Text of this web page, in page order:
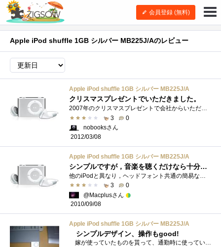
会員登録 (無料)
Apple iPod shuffle 1GB シルバー MB225J/Aのレビュー
Apple iPod shuffle 1GB シルバー MB225J/A
クリスマスプレゼントでいただきました。
2007年のクリスマスプレゼントで会社からいただきました。かなり小さいですが、操作性を犠牲にしていない非常に優れたデザインだと思います。�...
3
0
nobooksさん
2012/03/08
Apple iPod shuffle 1GB シルバー MB225J/A
シンプルですが，音楽を聴くだけなら十分です
3
0
@Macplusさん
2010/09/08
Apple iPod shuffle 1GB シルバー MB225J/A
シンプルデザイン、操作もgood!
嫁が使っていたものを貰って、通勤時に使っています。使い方もituneで音楽等を入れれば簡単ですし、機能が少ない分、使い方もラク。十分な性...